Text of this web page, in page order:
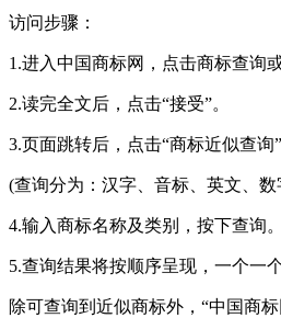
访问步骤：
1.进入中国商标网，点击商标查询
2.读完全文后，点击“接受”。
3.页面跳转后，点击“商标近似查询
(查询分为：汉字、音标、英文、
4.输入商标名称及类别，按下查询。
5.查询结果将按顺序呈现，一个一个
除可查询到近似商标外，“中国商